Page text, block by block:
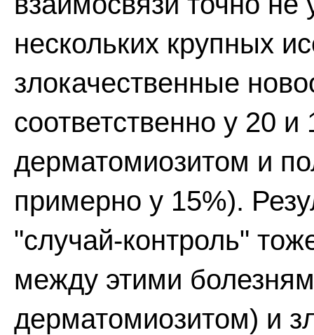
нескольких крупных
злокачественные
соответственно у 20
дерматомиозитом и
примерно у 15%).
"случай-контроль"
между этими
дерматомиозитом) и